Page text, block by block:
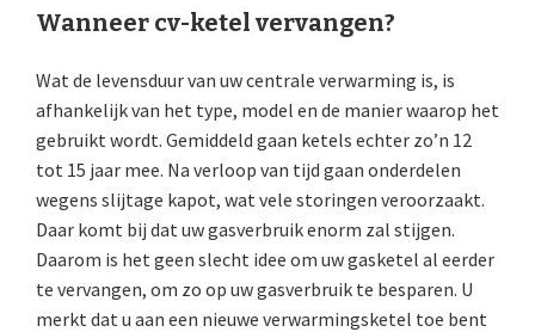
Wanneer cv-ketel vervangen?
Wat de levensduur van uw centrale verwarming is, is
afhankelijk van het type, model en de manier waarop het
gebruikt wordt. Gemiddeld gaan ketels echter zo’n 12
tot 15 jaar mee. Na verloop van tijd gaan onderdelen
wegens slijtage kapot, wat vele storingen veroorzaakt.
Daar komt bij dat uw gasverbruik enorm zal stijgen.
Daarom is het geen slecht idee om uw gasketel al eerder
te vervangen, om zo op uw gasverbruik te besparen. U
merkt dat u aan een nieuwe verwarmingsketel toe bent